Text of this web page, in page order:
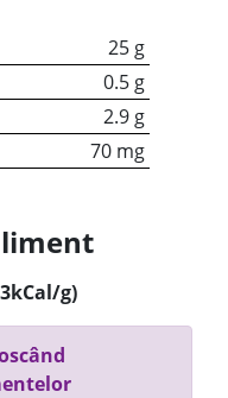
25 g
0.5 g
2.9 g
70 mg
g)